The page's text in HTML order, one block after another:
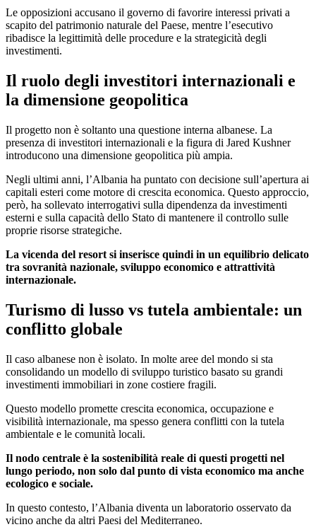
Le opposizioni accusano il governo di favorire interessi privati a
scapito del patrimonio naturale del Paese, mentre l’esecutivo
ribadisce la legittimità delle procedure e la strategicità degli
investimenti.
Il ruolo degli investitori internazionali e
la dimensione geopolitica
Il progetto non è soltanto una questione interna albanese. La
presenza di investitori internazionali e la figura di Jared Kushner
introducono una dimensione geopolitica più ampia.
Negli ultimi anni, l’Albania ha puntato con decisione sull’apertura ai
capitali esteri come motore di crescita economica. Questo approccio,
però, ha sollevato interrogativi sulla dipendenza da investimenti
esterni e sulla capacità dello Stato di mantenere il controllo sulle
proprie risorse strategiche.
La vicenda del resort si inserisce quindi in un equilibrio delicato
tra sovranità nazionale, sviluppo economico e attrattività
internazionale.
Turismo di lusso vs tutela ambientale: un
conflitto globale
Il caso albanese non è isolato. In molte aree del mondo si sta
consolidando un modello di sviluppo turistico basato su grandi
investimenti immobiliari in zone costiere fragili.
Questo modello promette crescita economica, occupazione e
visibilità internazionale, ma spesso genera conflitti con la tutela
ambientale e le comunità locali.
Il nodo centrale è la sostenibilità reale di questi progetti nel
lungo periodo, non solo dal punto di vista economico ma anche
ecologico e sociale.
In questo contesto, l’Albania diventa un laboratorio osservato da
vicino anche da altri Paesi del Mediterraneo.